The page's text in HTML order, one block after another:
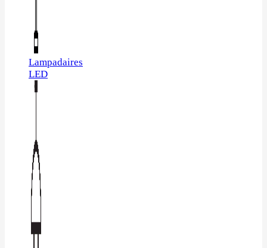
Lampadaires
LED